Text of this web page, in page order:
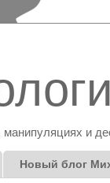
и
Новый блог